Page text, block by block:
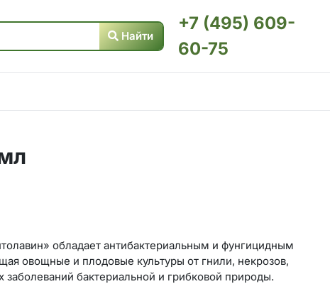
Найти
+7 (495) 609-
60-75
обладает антибактериальным и фунгицидным
овощные и плодовые культуры от гнили, некрозов,
бактериальной и грибковой природы.